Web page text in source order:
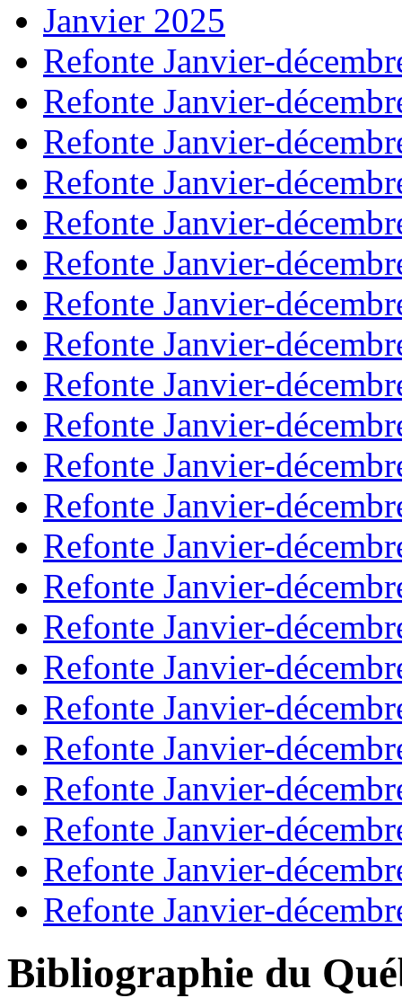
Janvier 2025
Refonte Janvier-
Refonte Janvier-
Refonte Janvier-
Refonte Janvier-
Refonte Janvier-
Refonte Janvier-
Refonte Janvier-
Refonte Janvier-
Refonte Janvier-
Refonte Janvier-
Refonte Janvier-
Refonte Janvier-
Refonte Janvier-
Refonte Janvier-
Refonte Janvier-
Refonte Janvier-
Refonte Janvier-
Refonte Janvier-
Refonte Janvier-
Refonte Janvier-
Refonte Janvier-
Refonte Janvier-
Bibliographie du